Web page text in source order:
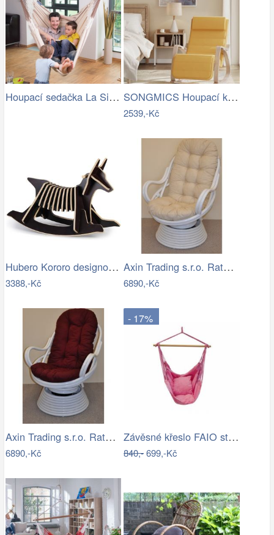
Houpací sedačka La Siesta Habana… SONGMICS Houpací křeslo polstrované…
2539,-Kč
Hubero Kororo designové houpací psi…
3388,-Kč
Axin Trading s.r.o. Ratanové houpací…
6890,-Kč
Axin Trading s.r.o. Ratanové houpací…
6890,-Kč
- 17%
Závěsné křeslo FAIO starorůžová
840,-699,-Kč